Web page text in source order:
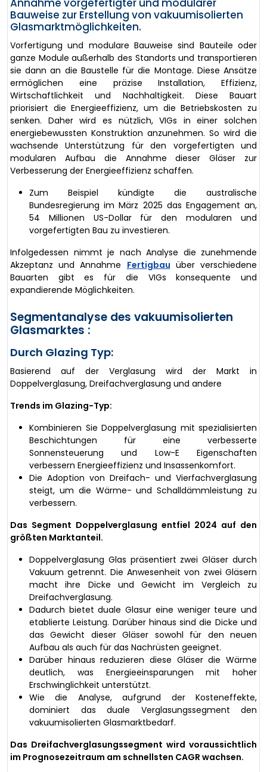
Annahme vorgefertigter und modularer
Bauweise zur Erstellung von vakuumisolierten
Glasmarktmöglichkeiten.
Vorfertigung und modulare Bauweise sind Bauteile oder
ganze Module außerhalb des Standorts und transportieren
sie dann an die Baustelle für die Montage. Diese Ansätze
ermöglichen eine präzise Installation, Effizienz,
Wirtschaftlichkeit und Nachhaltigkeit. Diese Bauart
priorisiert die Energieeffizienz, um die Betriebskosten zu
senken. Daher wird es nützlich, VIGs in einer solchen
energiebewussten Konstruktion anzunehmen. So wird die
wachsende Unterstützung für den vorgefertigten und
modularen Aufbau die Annahme dieser Gläser zur
Verbesserung der Energieeffizienz schaffen.
Zum Beispiel kündigte die australische
Bundesregierung im März 2025 das Engagement an,
54 Millionen US-Dollar für den modularen und
vorgefertigten Bau zu investieren.
Infolgedessen nimmt je nach Analyse die zunehmende
Akzeptanz und Annahme Fertigbau über verschiedene
Bauarten gibt es für die VIGs konsequente und
expandierende Möglichkeiten.
Segmentanalyse des vakuumisolierten
Glasmarktes :
Durch Glazing Typ:
Basierend auf der Verglasung wird der Markt in
Doppelverglasung, Dreifachverglasung und andere
Trends im Glazing-Typ:
Kombinieren Sie Doppelverglasung mit spezialisierten
Beschichtungen für eine verbesserte
Sonnensteuerung und Low-E Eigenschaften
verbessern Energieeffizienz und Insassenkomfort.
Die Adoption von Dreifach- und Vierfachverglasung
steigt, um die Wärme- und Schalldämmleistung zu
verbessern.
Das Segment Doppelverglasung entfiel 2024 auf den
größten Marktanteil.
Doppelverglasung Glas präsentiert zwei Gläser durch
Vakuum getrennt. Die Anwesenheit von zwei Gläsern
macht ihre Dicke und Gewicht im Vergleich zu
Dreifachverglasung.
Dadurch bietet duale Glasur eine weniger teure und
etablierte Leistung. Darüber hinaus sind die Dicke und
das Gewicht dieser Gläser sowohl für den neuen
Aufbau als auch für das Nachrüsten geeignet.
Darüber hinaus reduzieren diese Gläser die Wärme
deutlich, was Energieeinsparungen mit hoher
Erschwinglichkeit unterstützt.
Wie die Analyse, aufgrund der Kosteneffekte,
dominiert das duale Verglasungssegment den
vakuumisolierten Glasmarktbedarf.
Das Dreifachverglasungssegment wird voraussichtlich
im Prognosezeitraum am schnellsten CAGR wachsen.